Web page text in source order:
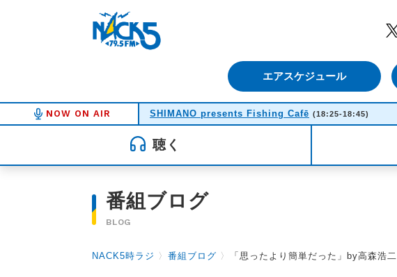
エアスケジュール
NOW ON AIR SHIMANO presents Fishing Cafē (18:25-18:45)
聴く
番組ブログ
BLOG
NACK5時ラジ 〉 番組ブログ 〉 「思ったより簡単だった」by高森浩二